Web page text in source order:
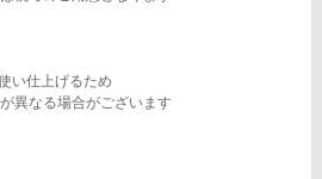
い仕上げるため
異なる場合がございます